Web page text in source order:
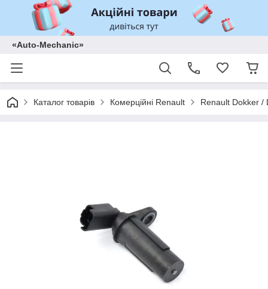
«Auto-Mechanic»
Каталог товарів Комерційні Renault Renault Dokker /